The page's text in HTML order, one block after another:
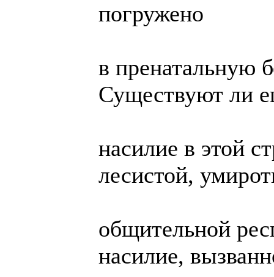
погружено
в пренатальную
Существуют ли
насилие в этой
лесистой,
общительной
насилие,